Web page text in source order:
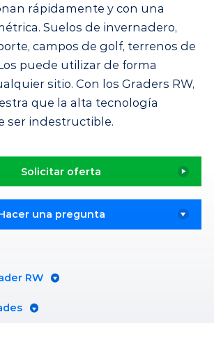
rápidamente y con una
Suelos de invernadero,
campos de golf, terrenos de
puede utilizar de forma
sitio. Con los Graders RW,
que la alta tecnología
ser indestructible.
Solicitar oferta
una pregunta
RW